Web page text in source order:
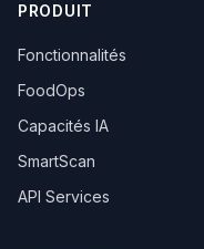
PRODUIT
Fonctionnalités
FoodOps
Capacités IA
SmartScan
API Services